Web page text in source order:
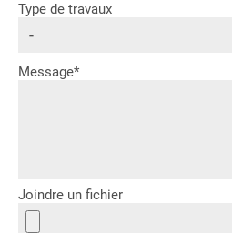
Type de travaux
Message*
Joindre un fichier